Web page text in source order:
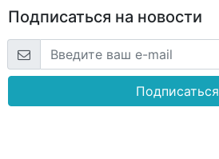
Подписаться на новости
Подписаться